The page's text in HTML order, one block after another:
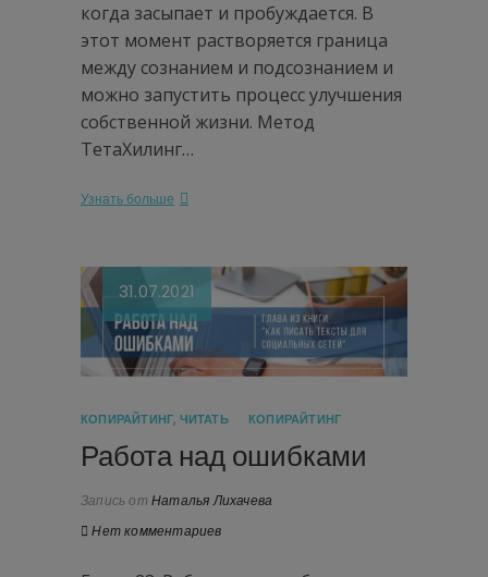
когда засыпает и пробуждается. В
этот момент растворяется граница
между сознанием и подсознанием и
можно запустить процесс улучшения
собственной жизни. Метод
ТетаХилинг…
Узнать больше
31.07.2021
КОПИРАЙТИНГ, ЧИТАТЬ КОПИРАЙТИНГ
Работа над ошибками
Запись от Наталья Лихачева
Нет комментариев